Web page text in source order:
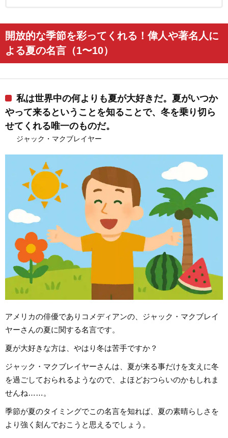
開放的な季節を彩ってくれる！偉人や著名人に
よる夏の名言（1〜10）
私は世界中の何よりも夏が大好きだ。夏がいつか
やって来るということを知ることで、冬を乗り切ら
せてくれる唯一のものだ。
ジャック・マクブレイヤー
アメリカの俳優でありコメディアンの、ジャック・マクブレイ
ヤーさんの夏に関する名言です。
夏が大好きな方は、やはり冬は苦手ですか？
ジャック・マクブレイヤーさんは、夏が来る事だけを支えに冬
を過ごしておられるようなので、よほどおつらいのかもしれま
せんね……。
季節が夏のタイミングでこの名言を知れば、夏の素晴らしさを
より強く刻んでおこうと思えるでしょう。